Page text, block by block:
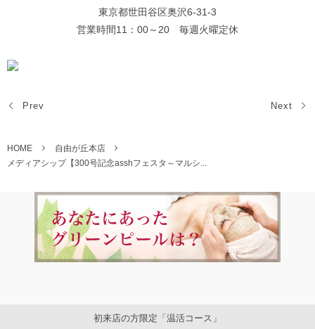
東京都世田谷区奥沢6-31-3
営業時間11：00～20 毎週火曜定休
Prev Next
HOME
自由が丘本店
メディアシップ【300号記念asshフェスタ～マルシ...
初来店の方限定「温活コース」